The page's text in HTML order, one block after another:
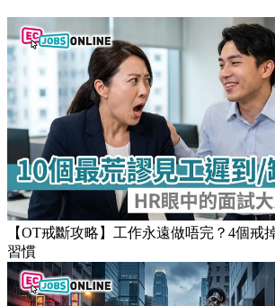
【OT戒斷攻略】工作永遠做唔完？4個戒
習慣